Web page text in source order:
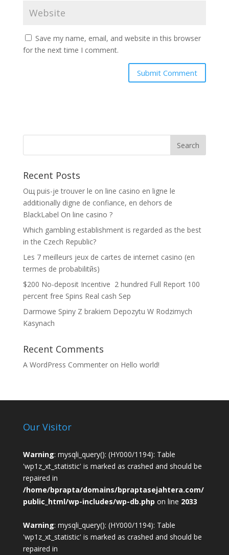
Save my name, email, and website in this browser
for the next time I comment.
Recent Posts
Oщ puis-je trouver le on line casino en ligne le
additionally digne de confiance, en dehors de
BlackLabel On line casino ?
Which gambling establishment is regarded as the best
in the Czech Republic?
Les 7 meilleurs jeux de cartes de internet casino (en
termes de probabilitйs)
$200 No-deposit Incentive ️ 2 hundred Full Report 100
percent free Spins Real cash Sep
Darmowe Spiny Z brakiem Depozytu W Rodzimych
Kasynach
Recent Comments
A WordPress Commenteron Hello world!
Our Visitor
Warning: mysqli_query(): (HY000/1194): Table
'wp1z_xt_statistic' is marked as crashed and should be
repaired in
/home/bprapta/domains/bpraptasejahtera.com/
public_html/wp-includes/wp-db.php on line 2033
Warning: mysqli_query(): (HY000/1194): Table
'wp1z_xt_statistic' is marked as crashed and should be
repaired in